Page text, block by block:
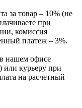
за товар – 10% (не
при
комиссия
платеж – 3%.
нашем офисе
или курьеру при
на расчетный